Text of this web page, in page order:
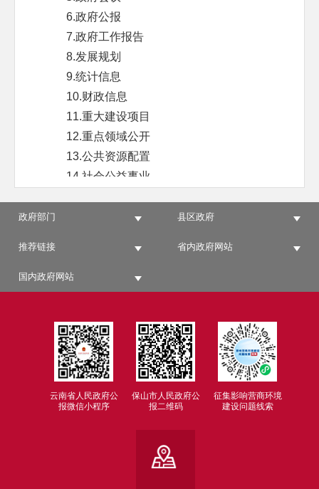
6.政府公报
7.政府工作报告
8.发展规划
9.统计信息
10.财政信息
11.重大建设项目
12.重点领域公开
13.公共资源配置
14.社会公益事业
19.建议提案办理结果
20.督查检查
22.政务公开标准化
23.营商环境
24.自然资源
25.安全生产
主动公开的政府信息。
政府部门 县区政府
推荐链接 省内政府网站
国内政府网站
云南省人民政府公
报微信小程序
保山市人民政府公
报二维码
征集影响营商环境
建设问题线索